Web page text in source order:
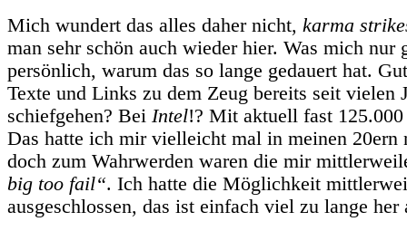
Mich wundert das alles daher nicht, karma
man sehr schön auch wieder hier. Was mich nur
persönlich, warum das so lange gedauert hat.
Texte und Links zu dem Zeug bereits seit vielen
schiefgehen? Bei Intel!? Mit aktuell fast
Das hatte ich mir vielleicht mal in meinen 20ern
doch zum Wahrwerden waren die mir
big too fail“. Ich hatte die Möglichkeit
ausgeschlossen, das ist einfach viel zu lange her